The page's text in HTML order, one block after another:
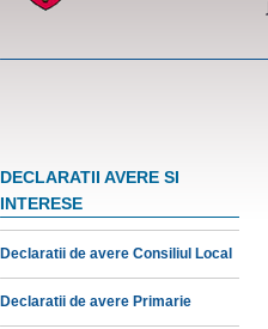
DECLARATII AVERE SI
INTERESE
Declaratii de avere Consiliul Local
Declaratii de avere Primarie